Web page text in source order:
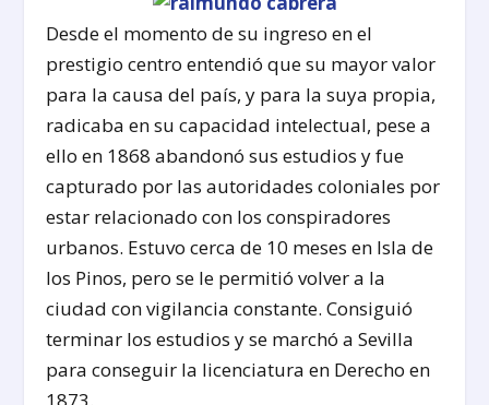
Desde el momento de su ingreso en el
prestigio centro entendió que su mayor valor
para la causa del país, y para la suya propia,
radicaba en su capacidad intelectual, pese a
ello en 1868 abandonó sus estudios y fue
capturado por las autoridades coloniales por
estar relacionado con los conspiradores
urbanos. Estuvo cerca de 10 meses en Isla de
los Pinos, pero se le permitió volver a la
ciudad con vigilancia constante. Consiguió
terminar los estudios y se marchó a Sevilla
para conseguir la licenciatura en Derecho en
1873.